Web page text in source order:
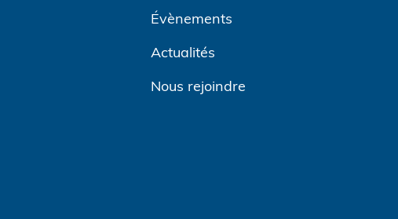
Évènements
Actualités
Nous rejoindre